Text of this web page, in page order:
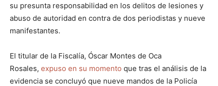
su presunta responsabilidad en los delitos de lesiones y
abuso de autoridad en contra de dos periodistas y nueve
manifestantes.
El titular de la Fiscalía, Óscar Montes de Oca
Rosales, expuso en su momento que tras el análisis de la
evidencia se concluyó que nueve mandos de la Policía